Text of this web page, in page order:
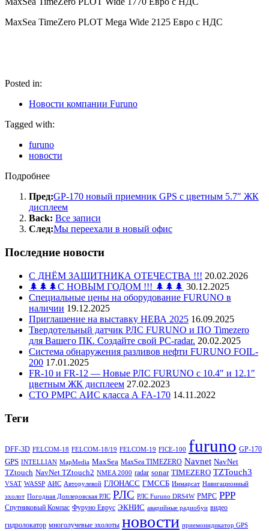
MaxSea TimeZero PLOT Mega Wide 2125 Евро с НДС
Posted in:
Новости компании Furuno
Tagged with:
furuno
новости
Подробнее
Пред:GP-170 новый приемник GPS с цветным 5.7″ ЖК
дисплеем
Back: Все записи
След:Мы переехали в новый офис
Последние новости
С ДНЁМ ЗАЩИТНИКА ОТЕЧЕСТВА !!! 20.02.2026
🌲🌲🌲С НОВЫМ ГОДОМ !!! 🌲🌲🌲 30.12.2025
Специальные цены на оборудование FURUNO в
наличии 19.12.2025
Приглашение на выставку НЕВА 2025 16.09.2025
Твердотельный датчик РЛС FURUNO и ПО Timezero
для Вашего ПК. Создайте свой PC-radar. 20.02.2025
Система обнаружения разливов нефти FURUNO FOIL-
200 17.01.2025
FR-10 и FR-12 — Новые РЛС FURUNO c 10.4″ и 12.1″
цветным ЖК дисплеем 27.02.2023
СТО РМРС АИС класса А FA-170 14.11.2022
Теги
DFF-3D FELCOM-18 FELCOM-18/19 FELCOM-19 FICE-100 furuno GP-170
GPS INTELLIAN MapMedia MaxSea MaxSea TIMEZERO Navnet NavNet
TZtouch NavNet TZtouch2 NMEA 2000 radar sonar TIMEZERO TZTouch3
VSAT WASSP АИС Авторулевой ГЛОНАСС ГМССБ Инмарсат Навигационный
эхолот Погодная Доплеровская РЛС РЛС РЛС Furuno DRS4W РМРС РРР
Спутниковый Компас Фуруно Еврус ЭКНИС аварийные радиобуи видео
гидролокатор многолучевые эхолоты новости приемоиндикатор GPS